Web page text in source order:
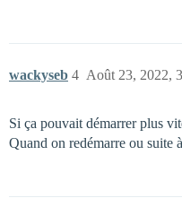
wackyseb Août 23, 2022,
4
Si ça pouvait démarrer plus
Quand on redémarre ou suite